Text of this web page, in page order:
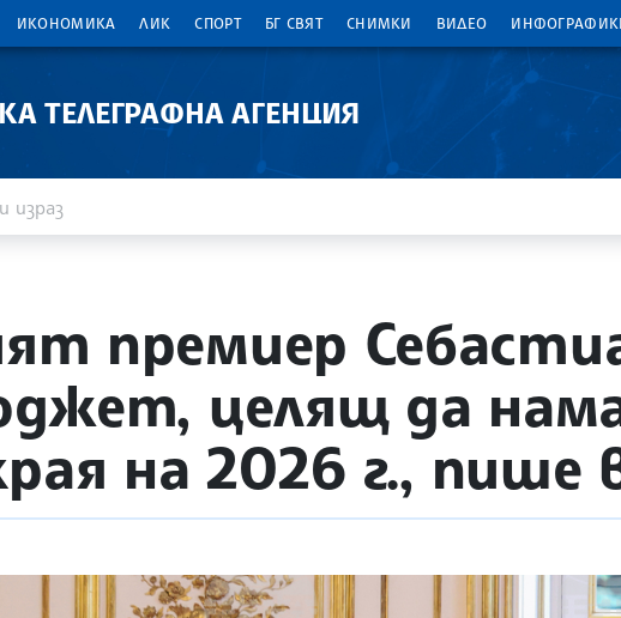
ИКОНОМИКА ЛИК СПОРТ БГ СВЯТ СНИМКИ ВИДЕО
ТЕЛЕГРАФНА АГЕНЦИЯ
премиер
целящ да
на 2026 г., пише